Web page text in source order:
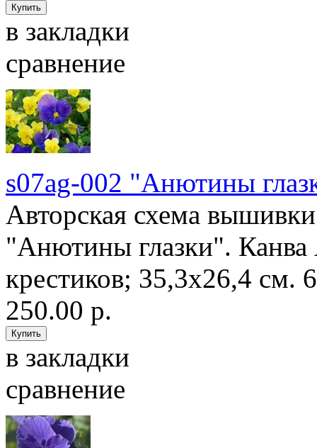
в закладки
сравнение
s07ag-002 "Анютины
Авторская схема
"Анютины глазки".
крестиков; 35,3х26,4 см.
250.00 р.
в закладки
сравнение